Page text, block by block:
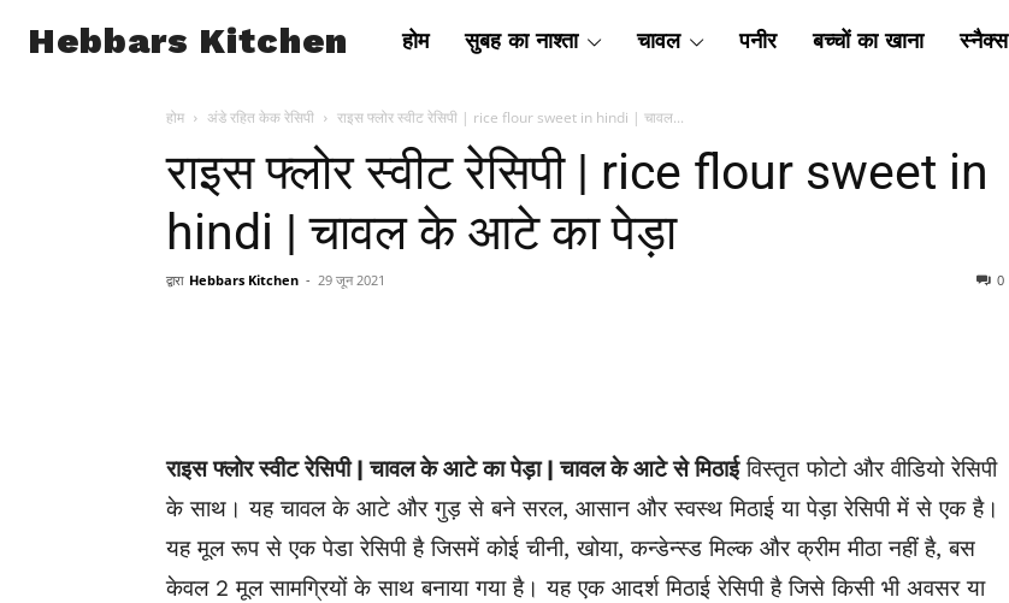
Hebbars Kitchen होम सुबह का नाश्ता चावल पनीर बच्चों का खाना स्नैक्स
होम अंडे रहित केक रेसिपी राइस फ्लोर स्वीट रेसिपी | rice flour sweet in hindi | चावल...
राइस फ्लोर स्वीट रेसिपी | rice flour sweet in
hindi | चावल के आटे का पेड़ा
द्वारा Hebbars Kitchen - 29 जून 2021 0
राइस फ्लोर स्वीट रेसिपी | चावल के आटे का पेड़ा | चावल के आटे से मिठाईविस्तृत फोटो और वीडियो रेसिपी
के साथ। यह चावल के आटे और गुड़ से बने सरल, आसान और स्वस्थ मिठाई या पेड़ा रेसिपी में से एक है।
यह मूल रूप से एक पेडा रेसिपी है जिसमें कोई चीनी, खोया, कन्डेन्स्ड मिल्क और क्रीम मीठा नहीं है, बस
केवल 2 मूलसामग्रियोंके साथ बनाया गया है। यह एक आदर्श मिठाई रेसिपी है जिसे किसी भी अवसर या